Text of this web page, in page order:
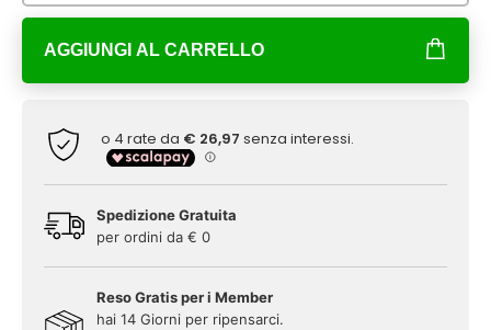
AGGIUNGI AL CARRELLO
Spedizione Gratuita
per ordini da € 0
Reso Gratis per i Member
hai 14 Giorni per ripensarci.